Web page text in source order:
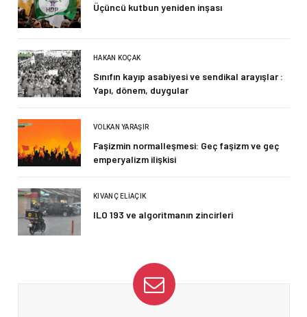
Üçüncü kutbun yeniden inşası
HAKAN KOÇAK
Sınıfın kayıp asabiyesi ve sendikal arayışlar :
Yapı, dönem, duygular
VOLKAN YARAŞIR
Faşizmin normalleşmesi: Geç faşizm ve geç
emperyalizm ilişkisi
KIVANÇ ELIAÇIK
ILO 193 ve algoritmanın zincirleri